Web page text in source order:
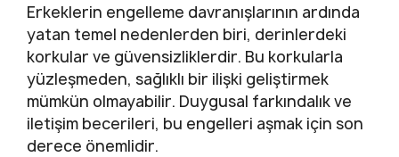
Erkeklerin engelleme davranışlarının ardında
yatan temel nedenlerden biri, derinlerdeki
korkular ve güvensizliklerdir. Bu korkularla
yüzleşmeden, sağlıklı bir ilişki geliştirmek
mümkün olmayabilir. Duygusal farkındalık ve
iletişim becerileri, bu engelleri aşmak için son
derece önemlidir.